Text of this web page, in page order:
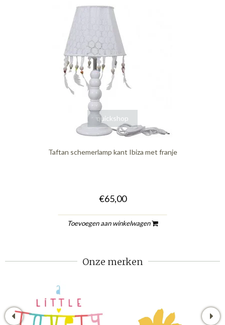
quickshop
Taftan schemerlamp kant Ibiza met franje
€65,00
Toevoegen aan winkelwagen
Onze merken